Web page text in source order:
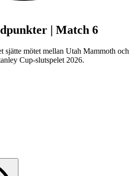
| Match 6
sjätte mötet mellan Utah Mammoth och
Cup-slutspelet 2026.